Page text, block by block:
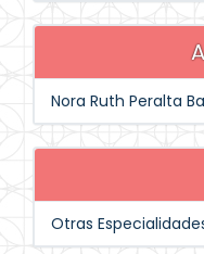
Nora Ruth Peralta
Otras